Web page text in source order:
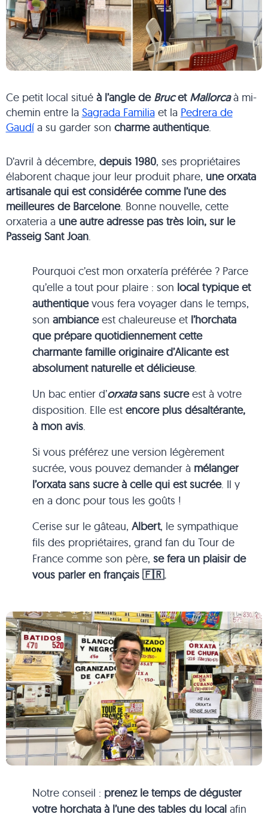
Ce petit local situé à l’angle de Brucet Mallorcaà mi-
chemin entre la Sagrada Familiaet la Pedrera de
Gaudía su garder son charme authentique.
D’avril à décembre, depuis 1980, ses propriétaires
élaborent chaque jour leur produit phare, une orxata
artisanale qui est considérée comme l’une des
meilleures de Barcelone. Bonne nouvelle, cette
orxateria a une autre adresse pas très loin, sur le
Passeig Sant Joan.
Pourquoi c’est mon orxatería préférée ? Parce
qu’elle a tout pour plaire : son local typique et
authentiquevous fera voyager dans le temps,
sonambianceest chaleureuse et l’horchata
que prépare quotidiennement cette
charmante famille originaire d’Alicante est
absolument naturelle et délicieuse.
Un bac entier d’orxatasans sucreest à votre
disposition. Elle estencore plus désaltérante,
à mon avis.
Si vous préférez une version légèrement
sucrée, vous pouvez demander à mélanger
l’orxata sans sucre à celle qui est sucrée. Il y
en a donc pour tous les goûts !
Cerise sur le gâteau,Albert, le sympathique
fils des propriétaires, grand fan du Tour de
France comme son père,se fera un plaisir de
vous parler en français 🇫🇷.
Notre conseil : prenez le temps de déguster
votre horchata à l’une des tables du local afin